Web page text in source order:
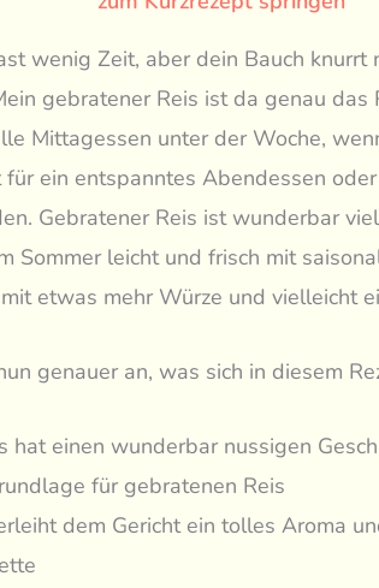
wenig Zeit, aber dein Bauch knurrt
gebratener Reis ist da genau das
Mittagessen unter der Woche,
ein entspanntes Abendessen
Gebratener Reis ist wunderbar
Sommer leicht und frisch mit
etwas mehr Würze und vielleicht
genauer an, was sich in diesem
hat einen wunderbar nussigen
für gebratenen Reis
dem Gericht ein tolles Aroma